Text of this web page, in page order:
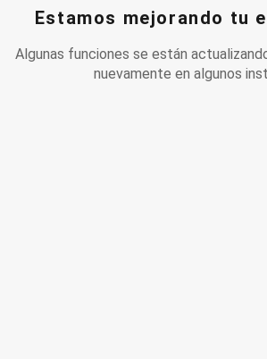
Estamos mejorando tu
Algunas funciones se están
nuevamente en algunos